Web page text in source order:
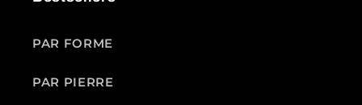
PAR FORME
PAR PIERRE